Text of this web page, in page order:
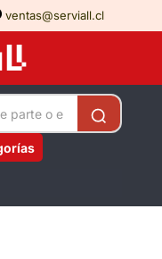
ventas@serviall.cl